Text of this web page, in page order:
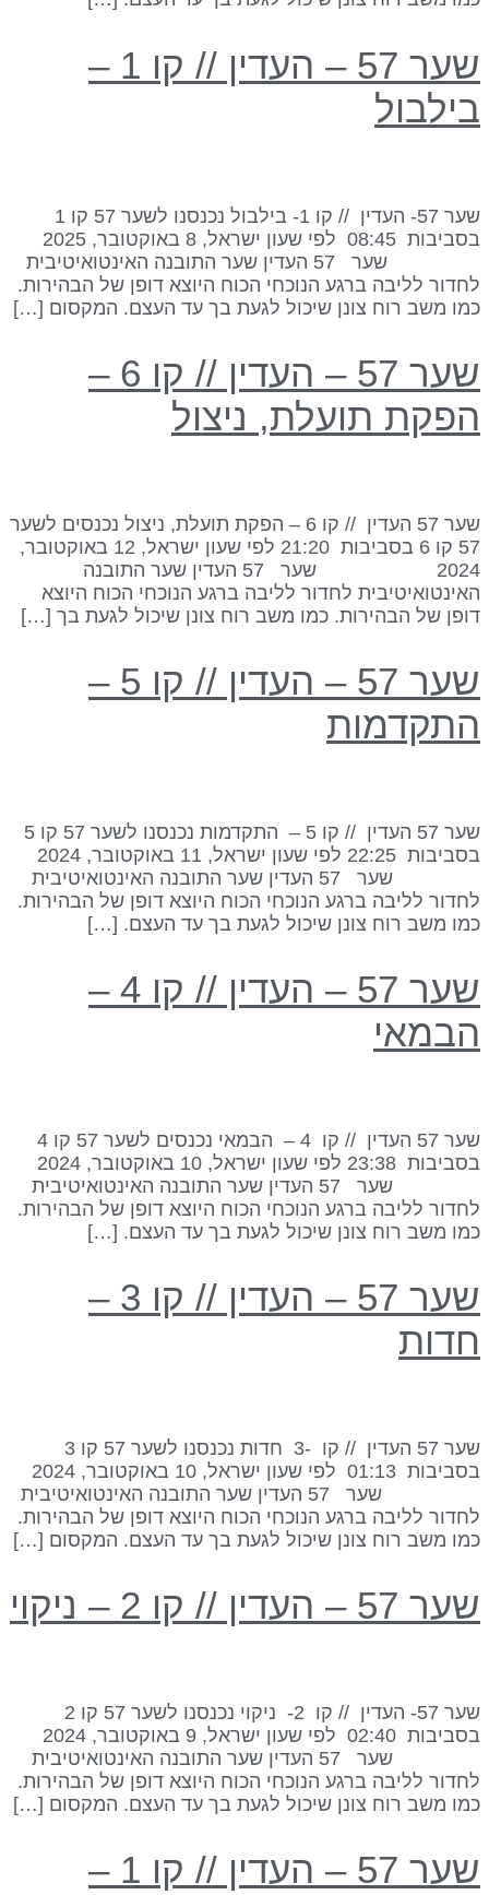
שער 57 – העדין // קו 1 –
שער 57- העדין // קו 1- בילבול נכנסנו לשער 57 קו 1
בסביבות 08:45 לפי שעון ישראל, 8 באוקטובר, 2025
שער 57 העדין שער התובנה האינטואיטיבית
לליבה ברגע הנוכחי הכוח היוצא דופן של הבהירות.
משב רוח צונן שיכול לגעת בך עד העצם. המקסום […]
שער 57 – העדין // קו 6 –
תועלת, ניצול
שער 57 העדין // קו 6 – הפקת תועלת, ניצול נכנסים לשער
57 קו 6 בסביבות 21:20 לפי שעון ישראל, 12 באוקטובר,
2024 שער 57 העדין שער התובנה
לחדור לליבה ברגע הנוכחי הכוח היוצא
של הבהירות. כמו משב רוח צונן שיכול לגעת בך […]
שער 57 – העדין // קו 5 –
שער 57 העדין // קו 5 – התקדמות נכנסנו לשער 57 קו 5
בסביבות 22:25 לפי שעון ישראל, 11 באוקטובר, 2024
שער 57 העדין שער התובנה האינטואיטיבית
לליבה ברגע הנוכחי הכוח היוצא דופן של הבהירות.
משב רוח צונן שיכול לגעת בך עד העצם. […]
שער 57 – העדין // קו 4 –
שער 57 העדין // קו 4 – הבמאי נכנסים לשער 57 קו 4
בסביבות 23:38 לפי שעון ישראל, 10 באוקטובר, 2024
שער 57 העדין שער התובנה האינטואיטיבית
לליבה ברגע הנוכחי הכוח היוצא דופן של הבהירות.
משב רוח צונן שיכול לגעת בך עד העצם. […]
שער 57 – העדין // קו 3 –
שער 57 העדין // קו -3 חדות נכנסנו לשער 57 קו 3
בסביבות 01:13 לפי שעון ישראל, 10 באוקטובר, 2024
שער 57 העדין שער התובנה האינטואיטיבית
לליבה ברגע הנוכחי הכוח היוצא דופן של הבהירות.
משב רוח צונן שיכול לגעת בך עד העצם. המקסום […]
– העדין // קו 2 – ניקוי
שער 57- העדין // קו 2- ניקוי נכנסנו לשער 57 קו 2
בסביבות 02:40 לפי שעון ישראל, 9 באוקטובר, 2024
שער 57 העדין שער התובנה האינטואיטיבית
לליבה ברגע הנוכחי הכוח היוצא דופן של הבהירות.
משב רוח צונן שיכול לגעת בך עד העצם. המקסום […]
שער 57 – העדין // קו 1 –